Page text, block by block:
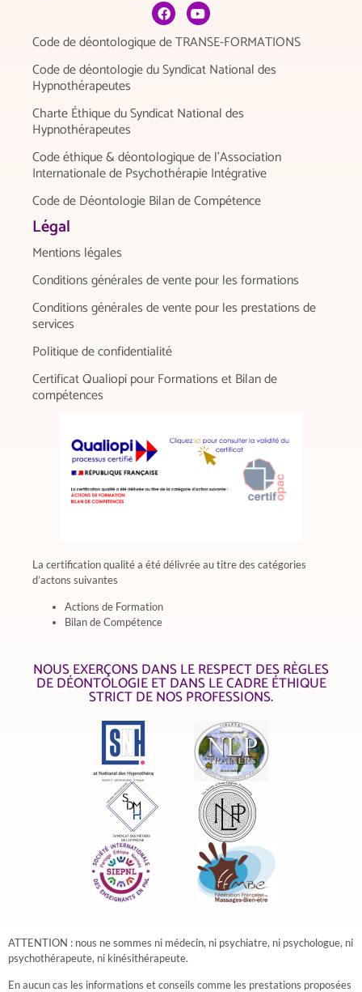
Code de déontologique de TRANSE-FORMATIONS
Code de déontologie du Syndicat National des
Hypnothérapeutes
Charte Éthique du Syndicat National des
Hypnothérapeutes
Code éthique & déontologique de l’Association
Internationale de Psychothérapie Intégrative
Code de Déontologie Bilan de Compétence
Légal
Mentions légales
Conditions générales de vente pour les formations
Conditions générales de vente pour les prestations de
services
Politique de confidentialité
Certificat Qualiopi pour Formations et Bilan de
compétences
La certification qualité a été délivrée au titre des catégories
d’actons suivantes
Actions de Formation
Bilan de Compétence
NOUS EXERÇONS DANS LE RESPECT DES RÈGLES
DE DÉONTOLOGIE ET DANS LE CADRE ÉTHIQUE
STRICT DE NOS PROFESSIONS.
ATTENTION : nous ne sommes ni médecin, ni psychiatre, ni psychologue, ni
psychothérapeute, ni kinésithérapeute.
​En aucun cas les informations et conseils comme les prestations proposées